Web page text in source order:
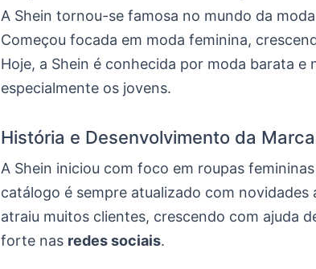
A Shein tornou-se famosa no mundo da
Começou focada em moda feminina,
Hoje, a Shein é conhecida por moda barata e
especialmente os jovens.
História e Desenvolvimento da Marca
A Shein iniciou com foco em roupas
catálogo é sempre atualizado com novidades
atraiu muitos clientes, crescendo com ajuda
forte nas redes sociais.